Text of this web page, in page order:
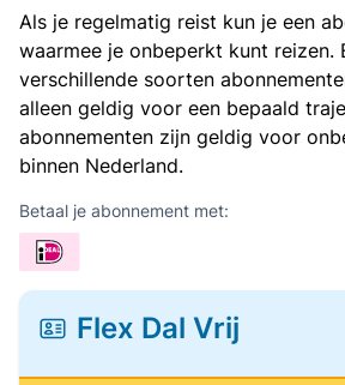
Als je regelmatig reist kun je een
waarmee je onbeperkt kunt reizen.
verschillende soorten
alleen geldig voor een bepaald
abonnementen zijn geldig voor
binnen Nederland.
Betaal je abonnement met:
Flex Dal Vrij